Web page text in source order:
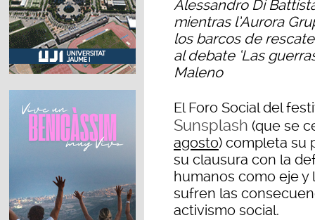
Alessandro Di
mientras l’Aurora
los barcos de
al debate ‘Las
Maleno
El Foro Social del
Sunsplash (que se
agosto) completa su
su clausura con la
humanos como eje y
sufren las
activismo social.